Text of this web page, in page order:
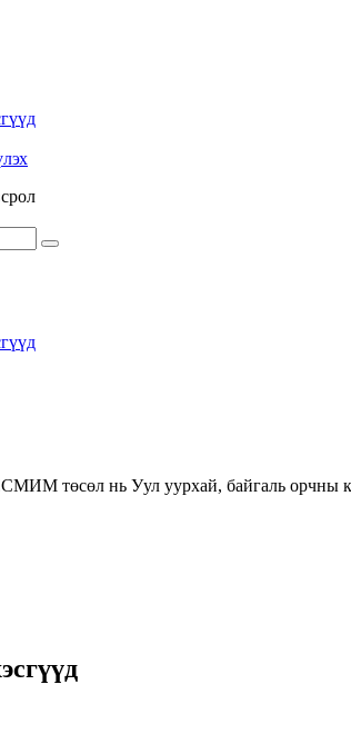
төсөл нь Уул уурхай, байгаль орчны